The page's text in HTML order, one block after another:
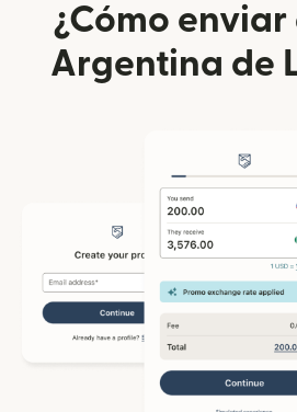
¿Cómo
Argentina de